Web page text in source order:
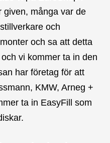
given, många var de
och
och sa att detta
vi kommer ta in den
har företag för att
KMW, Arneg +
ta in EasyFill som